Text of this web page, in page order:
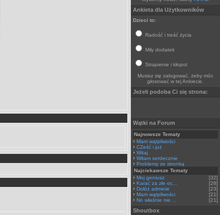
Ankieta dla Użytkowników
Dzieci to:
Radość i treść życia
Miły dodatek
Strapienie i kłopot
Musisz się zalogować, żeby móc
głosować w tej Ankiecie.
Jeżeli podoba Ci się strona:
Wątki na Forum
Najnowsze Tematy
Mam wątpliwości
CZeść i już
Witaj
Witam serdecznie
Problemy ze stronką
Najciekawsze Tematy
Moj geniusz
[32]
Karać za złe oc...
[28]
Dołóż adminie
[23]
Mam wątpliwości
[21]
No właśnie nie ...
[21]
Shoutbox